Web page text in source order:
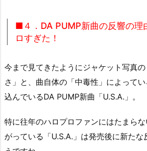
■４．DA PUMP新曲の反響の理
ロすぎた！
今まで見てきたようにジャケット写真
さ」と、曲自体の「中毒性」によって
込んでいるDA PUMP新曲「U.S.A.」。
特に往年のハロプロファンにはたまら
がっている「U.S.A.」は発売後に新たな